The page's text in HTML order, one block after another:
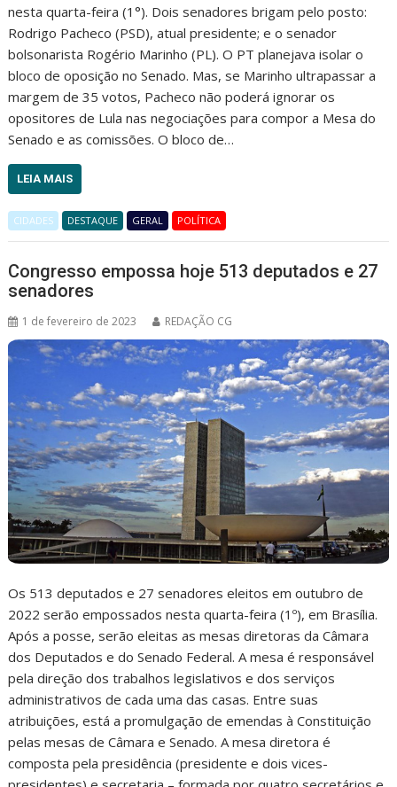
nesta quarta-feira (1°). Dois senadores brigam pelo posto:
Rodrigo Pacheco (PSD), atual presidente; e o senador
bolsonarista Rogério Marinho (PL). O PT planejava isolar o
bloco de oposição no Senado. Mas, se Marinho ultrapassar a
margem de 35 votos, Pacheco não poderá ignorar os
opositores de Lula nas negociações para compor a Mesa do
Senado e as comissões. O bloco de…
LEIA MAIS
CIDADES DESTAQUE GERAL POLÍTICA
Congresso empossa hoje 513 deputados e 27
senadores
1 de fevereiro de 2023 REDAÇÃO CG
Os 513 deputados e 27 senadores eleitos em outubro de
2022 serão empossados nesta quarta-feira (1º), em Brasília.
Após a posse, serão eleitas as mesas diretoras da Câmara
dos Deputados e do Senado Federal. A mesa é responsável
pela direção dos trabalhos legislativos e dos serviços
administrativos de cada uma das casas. Entre suas
atribuições, está a promulgação de emendas à Constituição
pelas mesas de Câmara e Senado. A mesa diretora é
composta pela presidência (presidente e dois vices-